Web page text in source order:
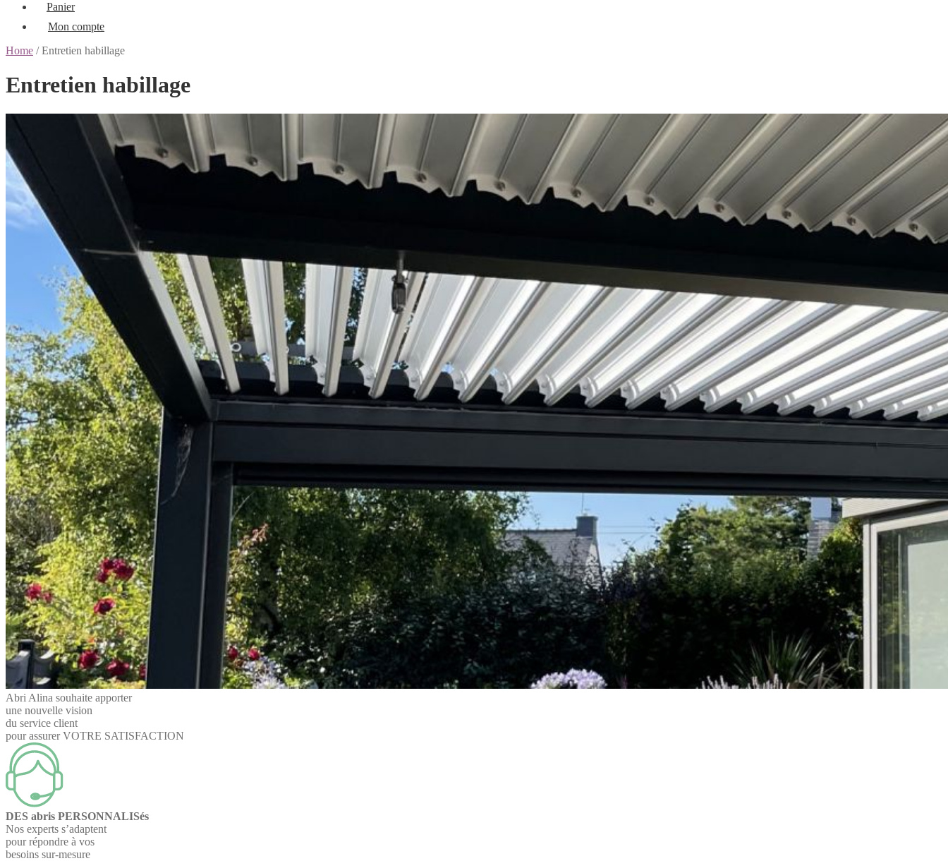
Panier
Mon compte
Home / Entretien habillage
Entretien habillage
Abri Alina souhaite apporter
une nouvelle vision
du service client
pour assurer VOTRE SATISFACTION
DES abris PERSONNALISés
Nos experts s’adaptent
pour répondre à vos
besoins sur-mesure